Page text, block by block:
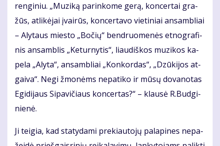
ren­gi­niu. „Mu­zi­ką pa­rin­ko­me ge­rą, kon­cer­tai gra­
žūs, at­li­kė­jai įvai­rūs, kon­cer­ta­vo vie­ti­niai an­sam­bliai
– Aly­taus mies­to „Bo­čių“ ben­druo­me­nės et­no­gra­fi­
nis an­sam­blis „Ke­tur­ny­tis“, liau­diš­kos mu­zi­kos ka­
pe­la „Aly­ta“, an­sam­bliai „Kon­kor­das“, „Dzū­ki­jos at­
gai­va“. Ne­gi žmo­nėms ne­pa­ti­ko ir mū­sų do­va­no­tas
Egi­di­jaus Si­pa­vi­čiaus kon­cer­tas?“ – klau­sė R.Bud­gi­
nie­nė.
Ji tei­gia, kad sta­ty­da­mi pre­kiau­to­jų pa­la­pi­nes ne­pa­